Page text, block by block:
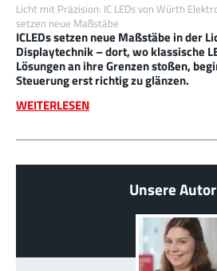
Licht mit Präzision: IC LEDs von Würth
setzen neue Maßstäbe
ICLEDs setzen neue Maßstäbe in der
Displaytechnik – dort, wo klassische
Lösungen an ihre Grenzen stoßen,
Steuerung erst richtig zu glänzen.
WEITERLESEN
Unsere